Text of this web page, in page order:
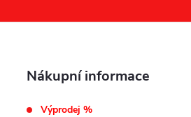
Nákupní informace
Výprodej %